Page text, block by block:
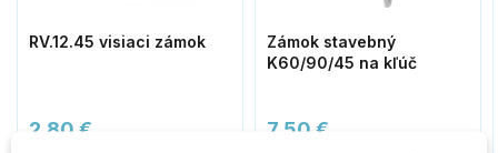
RV.12.45 visiaci zámok
2,80 €
Zámok stavebný
K60/90/45 na kľúč
7,50 €